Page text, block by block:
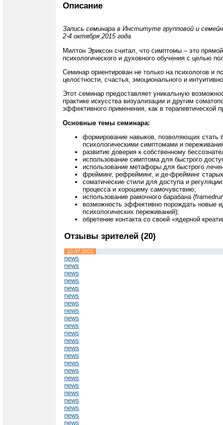
Описание
Запись семинара в Институте групповой и
2-4 октября 2015 года
Милтон Эриксон считал, что симптомы – это
психологического и духовного обучения с целью
Семинар ориентирован не только на психологов и
целостности, счастья, эмоционального и
Этот семинар предоставляет уникальную
практике искусства визуализации и другим
эффективного применения, как в терапевтической
Основные темы семинара:
формирование навыков, позволяющих стать
психологическими симптомами и
развитие доверия к собственному
использование симптома для быстрого
использование метафоры для быстрого
фрейминг, рефрейминг, и де-фрейминг
соматические стили для доступа и
процесса и хорошему самочувствию;
использование рамочного барабана
возможность эффективно порождать новые
психологических переживаний);
обретение контакта со своей «ядерной
Отзывы зрителей (20)
10.07.2021
news
news
news
news
news
news
news
news
news
news
news
news
news
news
news
news
news
news
news
news
news
news
news